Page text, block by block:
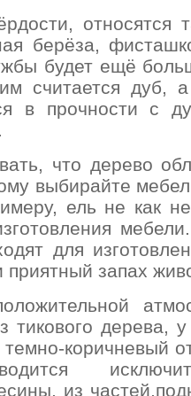
относятся
берёза,
будет ещё
считается дуб,
в прочности с
что дерево
выбирайте
ель не как
для
приятный запах
тикового дерева,
коричневый
из